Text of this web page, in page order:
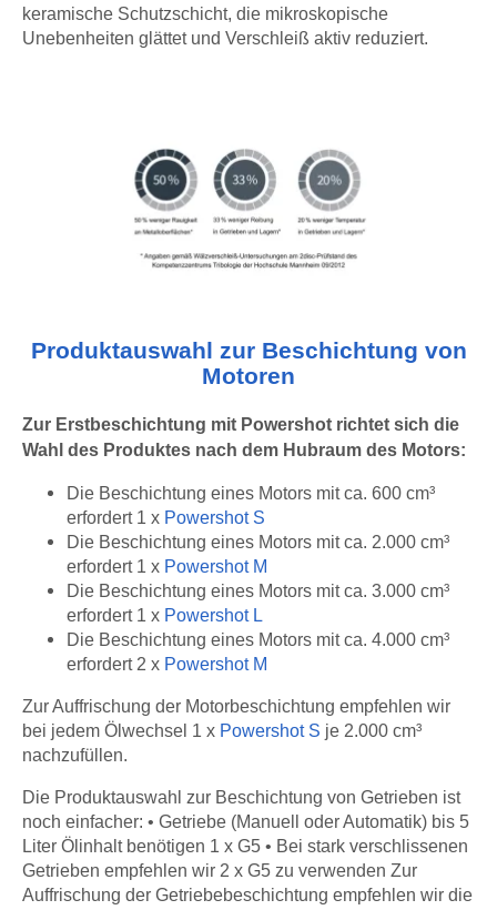
keramische Schutzschicht, die mikroskopische
Unebenheiten glättet und Verschleiß aktiv reduziert.
Produktauswahl zur Beschichtung von
Motoren
Zur Erstbeschichtung mit Powershot richtet sich die
Wahl des Produktes nach dem Hubraum des Motors:
Die Beschichtung eines Motors mit ca. 600 cm³
erfordert 1 x Powershot S
Die Beschichtung eines Motors mit ca. 2.000 cm³
erfordert 1 x Powershot M
Die Beschichtung eines Motors mit ca. 3.000 cm³
erfordert 1 x Powershot L
Die Beschichtung eines Motors mit ca. 4.000 cm³
erfordert 2 x Powershot M
Zur Auffrischung der Motorbeschichtung empfehlen wir
bei jedem Ölwechsel 1 x Powershot S je 2.000 cm³
nachzufüllen.
Die Produktauswahl zur Beschichtung von Getrieben ist
noch einfacher: • Getriebe (Manuell oder Automatik) bis 5
Liter Ölinhalt benötigen 1 x G5 • Bei stark verschlissenen
Getrieben empfehlen wir 2 x G5 zu verwenden Zur
Auffrischung der Getriebebeschichtung empfehlen wir die